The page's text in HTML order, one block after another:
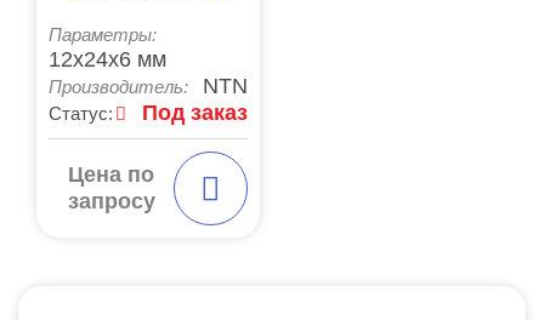
Параметры:
12x24x6 мм
Производитель: NTN
Статус: Под заказ
Цена по
запросу